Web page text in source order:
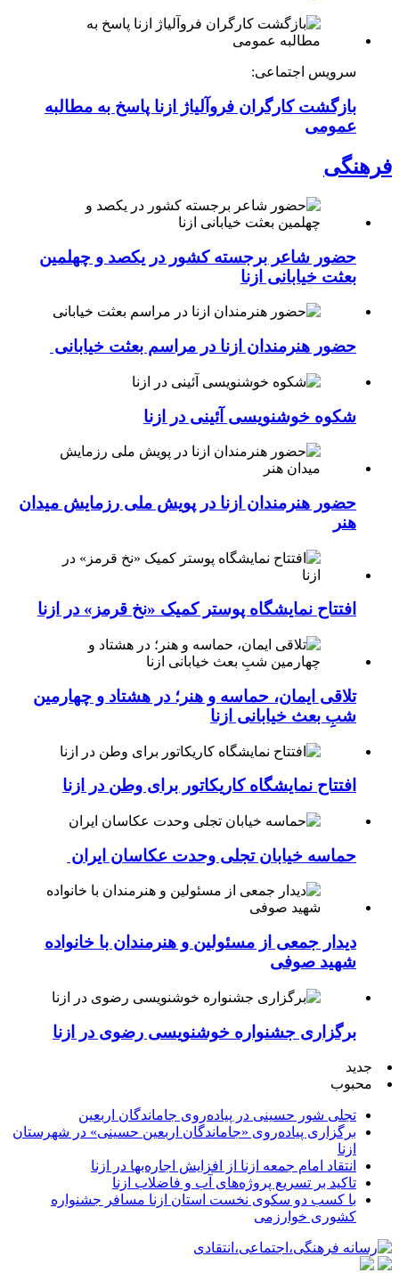
سرویس اجتماعی:
بازگشت کارگران فروآلیاژ ازنا پاسخ به مطالبه
عمومی
فرهنگی
حضور شاعر برجسته کشور در یکصد و چهلمین
بعثت خیابانی ازنا
حضور هنرمندان ازنا در مراسم بعثت خیابانی
شکوه خوشنویسی آئینی در ازنا
حضور هنرمندان ازنا در پویش ملی رزمایش میدان
هنر
افتتاح نمایشگاه پوستر کمیک «نخ قرمز» در ازنا
تلاقی ایمان، حماسه و هنر؛ در هشتاد و چهارمین
شبِ بعث خیابانی ازنا
افتتاح نمایشگاه کاریکاتور برای وطن در ازنا
حماسه خیابان تجلی وحدت عکاسان ایران
دیدار جمعی از مسئولین و هنرمندان با خانواده
شهید صوفی
برگزاری جشنواره خوشنویسی رضوی در ازنا
جدید
محبوب
تجلی شور حسینی در پیاده‌روی جاماندگان اربعین
برگزاری پیاده‌روی «جاماندگان اربعین حسینی» در شهرستان
ازنا
انتقاد امام جمعه ازنا از افزایش اجاره‌بها در ازنا
تاکید بر تسریع پروژه‌های آب و فاضلاب ازنا
با کسب دو سکوی نخست استان ازنا مسافر جشنواره
کشوری خوارزمی